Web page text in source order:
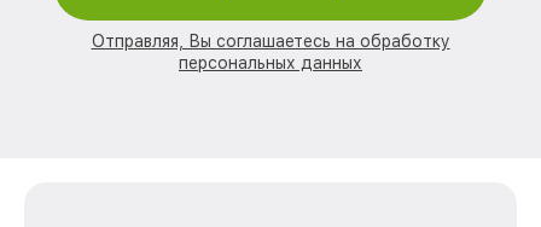
Отправляя, Вы соглашаетесь на обработку
персональных данных